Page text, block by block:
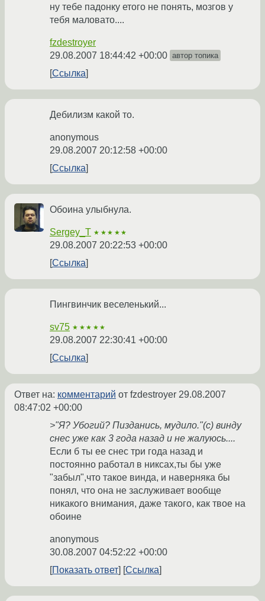
ну тебе падонку етого не понять, мозгов у
тебя маловато....
fzdestroyer
29.08.2007 18:44:42 +00:00 автор топика
Ссылка
Дебилизм какой то.
anonymous
29.08.2007 20:12:58 +00:00
Ссылка
Обоина улыбнула.
Sergey_T ★★★★★
29.08.2007 20:22:53 +00:00
Ссылка
Пингвинчик веселенький...
sv75 ★★★★★
29.08.2007 22:30:41 +00:00
Ссылка
Ответ на: комментарий от fzdestroyer 29.08.2007
08:47:02 +00:00
>"Я? Убогий? Пизданись, мудило."(c) винду
снес уже как 3 года назад и не жалуюсь....
Если б ты ее снес три года назад и
постоянно работал в никсах,ты бы уже
"забыл",что такое винда, и наверняка бы
понял, что она не заслуживает вообще
никакого внимания, даже такого, как твое на
обоине
anonymous
30.08.2007 04:52:22 +00:00
Показать ответ
Ссылка